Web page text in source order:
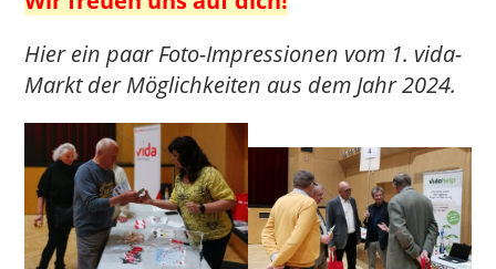
Hier ein paar Foto-Impressionen vom 1. vida-
Markt der Möglichkeiten aus dem Jahr 2024.